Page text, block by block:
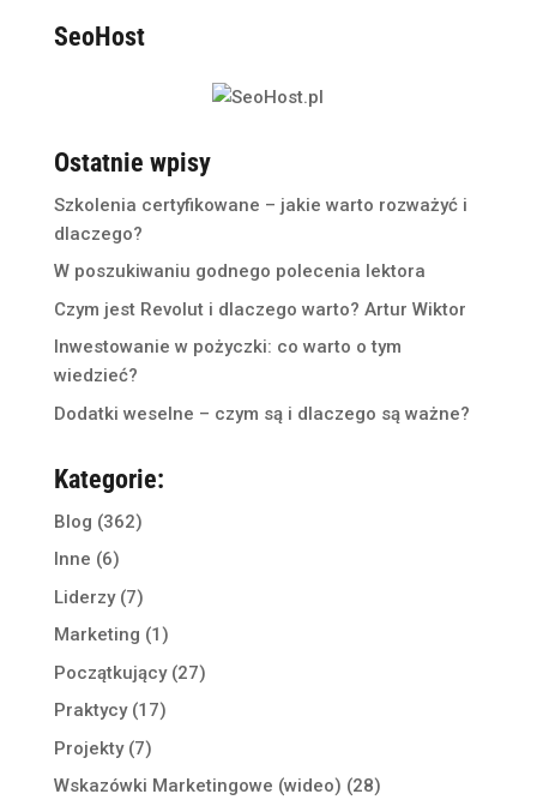
SeoHost
Ostatnie wpisy
Szkolenia certyfikowane – jakie warto rozważyć i
dlaczego?
W poszukiwaniu godnego polecenia lektora
Czym jest Revolut i dlaczego warto? Artur Wiktor
Inwestowanie w pożyczki: co warto o tym
wiedzieć?
Dodatki weselne – czym są i dlaczego są ważne?
Kategorie:
Blog (362)
Inne (6)
Liderzy(7)
Marketing (1)
Początkujący(27)
Praktycy(17)
Projekty(7)
Wskazówki Marketingowe (wideo) (28)